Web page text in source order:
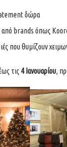
δώρα
από brands όπως
που θυμίζουν
τις 4 Ιανουαρίου,